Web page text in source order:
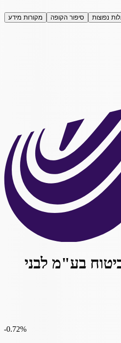
נפוצות סיפור הקופה מקורות מידע
בע"מ לבני
‎-0.72%